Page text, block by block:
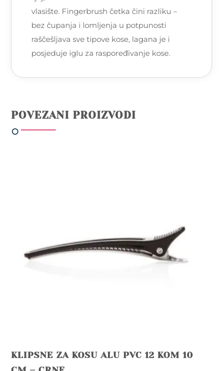
vlasište. Fingerbrush četka čini razliku –
bez čupanja i lomljenja u potpunosti
raščešljava sve tipove kose, lagana je i
posjeduje iglu za raspoređivanje kose.
POVEZANI PROIZVODI
KLIPSNE ZA KOSU ALU PVC 12 KOM 10